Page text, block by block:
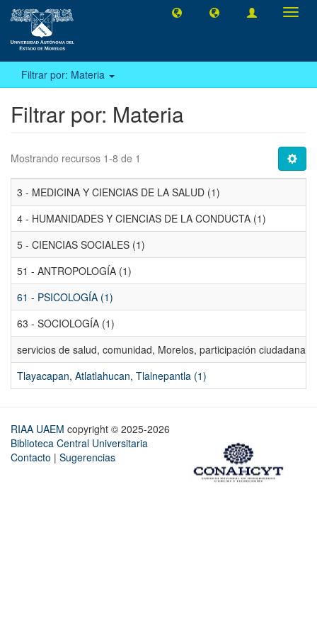
Filtrar por: Materia
Filtrar por: Materia
Mostrando recursos 1-8 de 1
3 - MEDICINA Y CIENCIAS DE LA SALUD (1)
4 - HUMANIDADES Y CIENCIAS DE LA CONDUCTA (1)
5 - CIENCIAS SOCIALES (1)
51 - ANTROPOLOGÍA (1)
61 - PSICOLOGÍA (1)
63 - SOCIOLOGÍA (1)
servicios de salud, comunidad, Morelos, participación
Tlayacapan, Atlatlahucan, Tlalnepantla (1)
RIAA UAEM copyright © 2025-2026
Biblioteca Central Universitaria
Contacto | Sugerencias